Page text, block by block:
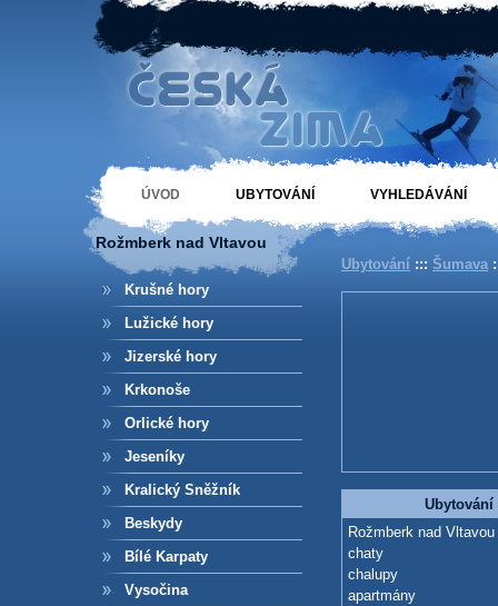
Ubytování Rožmberk
nad Vltavou České
hory
ÚVOD UBYTOVÁNÍ VYHLEDÁVÁNÍ
Rožmberk nad Vltavou
Krušné hory
Lužické hory
Jizerské hory
Krkonoše
Orlické hory
Jeseníky
Kralický Sněžník
Beskydy
Bílé Karpaty
Vysočina
Ubytování ::: Šumava
Ubytování
Rožmberk nad Vltavou
chaty
chalupy
apartmány